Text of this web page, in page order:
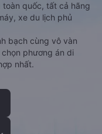
quốc, tất cả hãng
xe du lịch phủ
bạch cùng vô vàn
phương án di
nhất.